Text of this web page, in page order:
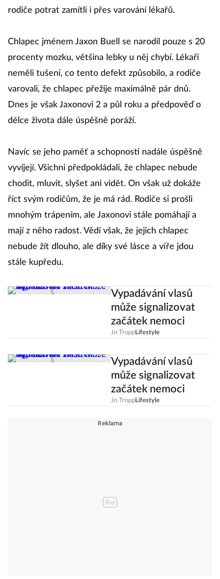
rodiče potrat zamítli i přes varování lékařů.
Chlapec jménem Jaxon Buell se narodil pouze s 20
procenty mozku, většina lebky u něj chybí. Lékaři
neměli tušení, co tento defekt způsobilo, a rodiče
varovali, že chlapec přežije maximálně pár dnů.
Dnes je však Jaxonovi 2 a půl roku a předpověď o
délce života dále úspěšně poráží.
Navíc se jeho paměť a schopnosti nadále úspěšně
vyvíjejí. Všichni předpokládali, že chlapec nebude
chodit, mluvit, slyšet ani vidět. On však už dokáže
říct svým rodičům, že je má rád. Rodiče si prošli
mnohým trápením, ale Jaxonovi stále pomáhají a
mají z něho radost. Vědí však, že jejich chlapec
nebude žít dlouho, ale díky své lásce a víře jdou
stále kupředu.
Vypadávání vlasů
může signalizovat
začátek nemoci
Jn TroppLifestyle
Vypadávání vlasů
může signalizovat
začátek nemoci
Jn TroppLifestyle